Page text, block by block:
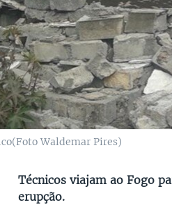
Waldemar Pires)
Técnicos viajam ao Fogo
erupção.